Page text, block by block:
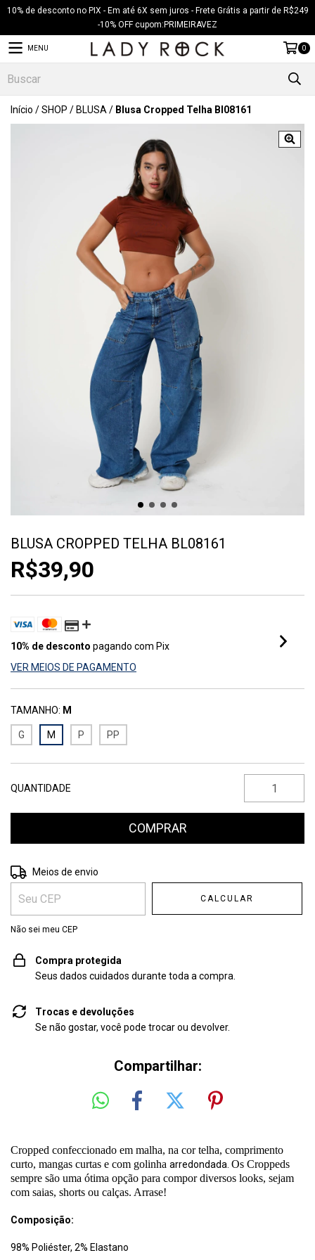
10% de desconto no PIX - Em até 6X sem juros - Frete Grátis a partir de R$249
-10% OFF cupom:PRIMEIRAVEZ
MENU 0
Início /SHOP / BLUSA / Blusa Cropped Telha Bl08161
BLUSA CROPPED TELHA BL08161
R$39,90
10% de desconto pagando com Pix
VER MEIOS DE PAGAMENTO
TAMANHO: M
G M P PP
QUANTIDADE
Entregas para o CEP:
Meios de envio
CALCULAR
Não sei meu CEP
Compra protegida
Seus dados cuidados durante toda a compra.
Trocas e devoluções
Se não gostar, você pode trocar ou devolver.
Compartilhar:
Cropped confeccionado em malha, na cor telha, comprimento
curto, mangas curtas e com golinha arredondada. Os Croppeds
sempre são uma ótima opção para compor diversos looks, sejam
com saias, shorts ou calças. Arrase!
Composição:
98% Poliéster, 2% Elastano